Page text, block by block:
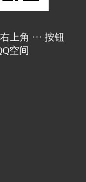
上角 ··· 按钮
空间